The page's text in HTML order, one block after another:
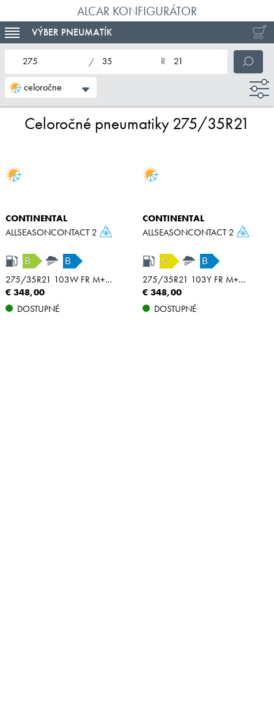
ALCAR KONFIGURÁTOR
TOGGLE NAVIGATION
VÝBER PNEUMATÍK
celoročne
nominálna šírka pneumatiky
profil pneumatiky
nominálny priemer pneumatiky
Celoročné pneumatiky 275/35R21
CONTINENTAL
ALLSEASONCONTACT 2
B B
275/35R21 103W FR M+S XL
€ 348,00
DOSTUPNÉ
CONTINENTAL
ALLSEASONCONTACT 2
C B
275/35R21 103Y FR M+S XL
€ 348,00
DOSTUPNÉ